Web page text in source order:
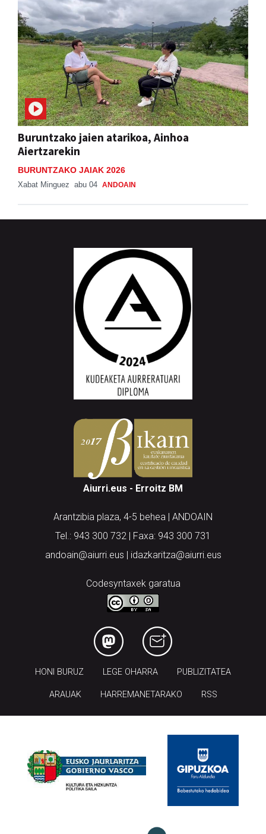
Buruntzako jaien atarikoa, Ainhoa
Aiertzarekin
BURUNTZAKO JAIAK 2026
Xabat Minguez abu 04 ANDOAIN
Aiurri.eus - Erroitz BM
Arantzibia plaza, 4-5 behea | ANDOAIN
Tel.: 943 300 732 | Faxa: 943 300 731
andoain@aiurri.eus | idazkaritza@aiurri.eus
Codesyntaxek garatua
HONI BURUZ LEGE OHARRA PUBLIZITATEA
ARAUAK HARREMANETARAKO RSS